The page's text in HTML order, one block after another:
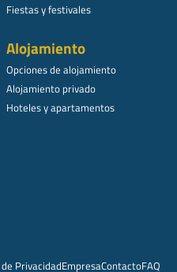
Fiestas y festivales
Alojamiento
Opciones de alojamiento
Alojamiento privado
Hoteles y apartamentos
PrivacidadEmpresaContactoFAQ